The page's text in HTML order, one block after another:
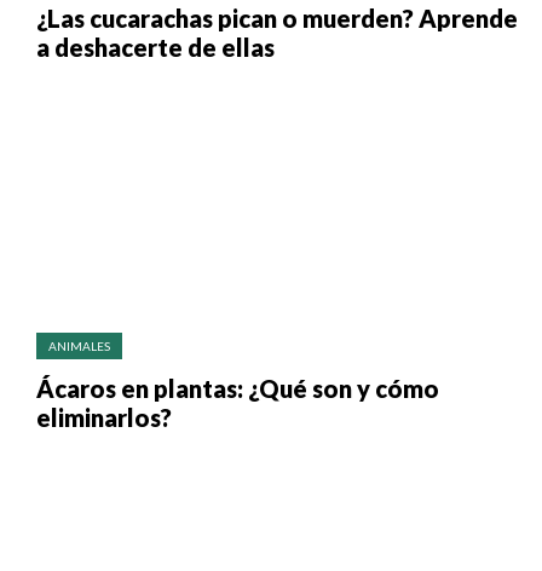
¿Las cucarachas pican o muerden? Aprende
a deshacerte de ellas
ANIMALES
Ácaros en plantas: ¿Qué son y cómo
eliminarlos?